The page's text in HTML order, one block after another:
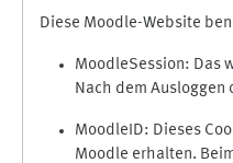
Diese Moodle-Website
MoodleSession: Das
Nach dem Ausloggen
MoodleID: Dieses
Moodle erhalten.